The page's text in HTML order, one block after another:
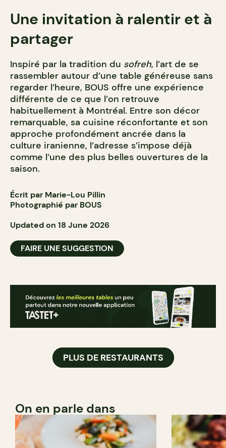
Une invitation à ralentir et à
partager
Inspiré par la tradition du sofreh, l’art de se
rassembler autour d’une table généreuse sans
regarder l’heure, BOUS offre une expérience
différente de ce que l’on retrouve
habituellement à Montréal. Entre son décor
remarquable, sa cuisine réconfortante et son
approche profondément ancrée dans la
culture iranienne, l’adresse s’impose déjà
comme l’une des plus belles ouvertures de la
saison.
Écrit par Marie-Lou Pillin
Photographié par BOUS
Updated on 18 June 2026
FAIRE UNE SUGGESTION
PLUS DE RESTAURANTS
On en parle dans